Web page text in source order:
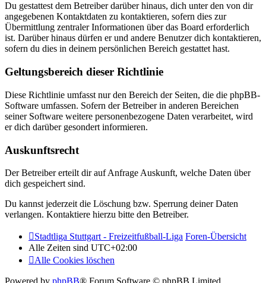
Du gestattest dem Betreiber darüber hinaus, dich unter den von dir
angegebenen Kontaktdaten zu kontaktieren, sofern dies zur
Übermittlung zentraler Informationen über das Board erforderlich
ist. Darüber hinaus dürfen er und andere Benutzer dich kontaktieren,
sofern du dies in deinem persönlichen Bereich gestattet hast.
Geltungsbereich dieser Richtlinie
Diese Richtlinie umfasst nur den Bereich der Seiten, die die phpBB-
Software umfassen. Sofern der Betreiber in anderen Bereichen
seiner Software weitere personenbezogene Daten verarbeitet, wird
er dich darüber gesondert informieren.
Auskunftsrecht
Der Betreiber erteilt dir auf Anfrage Auskunft, welche Daten über
dich gespeichert sind.
Du kannst jederzeit die Löschung bzw. Sperrung deiner Daten
verlangen. Kontaktiere hierzu bitte den Betreiber.
Stadtliga Stuttgart - Freizeitfußball-Liga Foren-Übersicht
Alle Zeiten sind UTC+02:00
Alle Cookies löschen